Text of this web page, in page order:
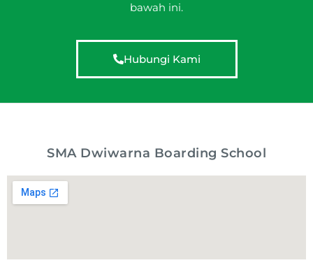
bawah ini.
Hubungi Kami
SMA Dwiwarna Boarding School